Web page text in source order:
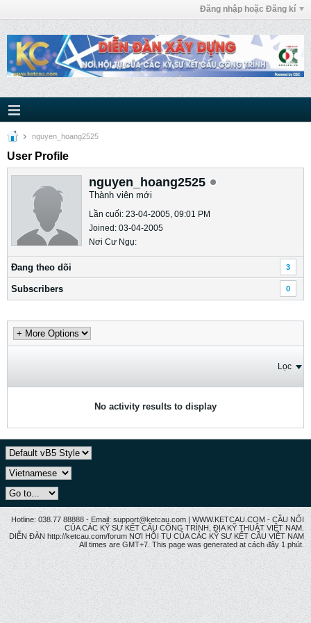
Đăng nhập hoặc Đăng kí
nguyen_hoang2525
User Profile
nguyen_hoang2525
Thành viên mới
Lần cuối: 23-04-2005, 09:01 PM
Joined: 03-04-2005
Nơi Cư Ngụ:
Ðang theo dõi 3
Subscribers 0
Lọc
No activity results to display
Hotline: 038.77 88888 - Email: support@ketcau.com | WWW.KETCAU.COM - CẦU NỐI
CỦA CÁC KỸ SƯ KẾT CẤU CÔNG TRÌNH, ĐỊA KỸ THUẬT VIỆT NAM.
DIỄN ĐÀN http://ketcau.com/forum NƠI HỘI TỤ CỦA CÁC KỸ SƯ KẾT CÂU VIỆT NAM
All times are GMT+7. This page was generated at cách đây 1 phút.